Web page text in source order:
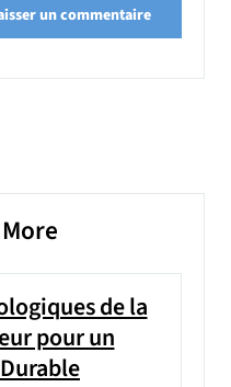
de la
pour un